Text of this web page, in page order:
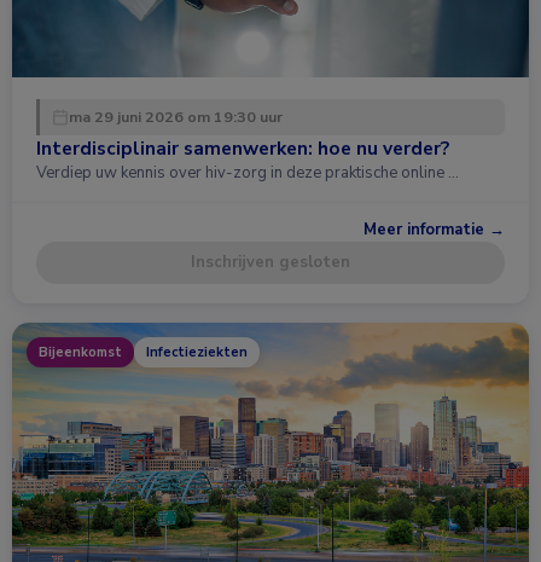
ma 29 juni 2026 om 19:30 uur
Interdisciplinair samenwerken: hoe nu verder?
Verdiep uw kennis over hiv-zorg in deze praktische online …
Meer informatie →
Inschrijven gesloten
Bijeenkomst Infectieziekten